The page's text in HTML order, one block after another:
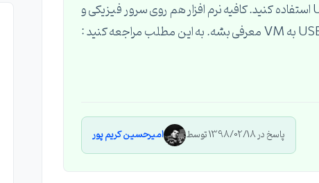
سلام ، از نرم افزارهای USB Network Gate و USB Over Network استفاده کنید. کافیه نرم افزار هم روی سرور فیزیکی و
پاسخ در 1398/02/18 توسط امیرحسین کریم پور